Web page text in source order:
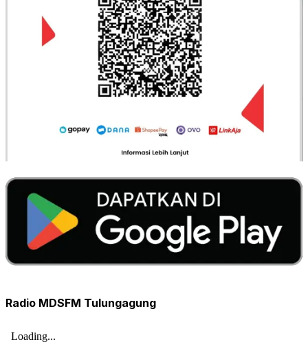
Radio MDSFM Tulungagung